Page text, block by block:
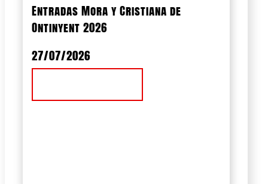
Entradas Mora y Cristiana de
Ontinyent 2026
27/07/2026